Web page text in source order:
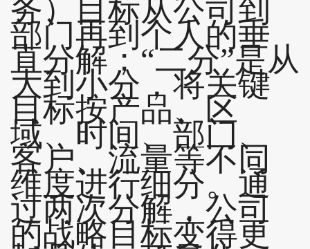
务）目标从公司到
部门再到个人的垂
直分解；“二分”是从
大到小分，将关键
目标按产品、区
域、时间、部门、
客户、流量等不同
维度进行细分。通
过两次分解，公司
的战略目标变得更